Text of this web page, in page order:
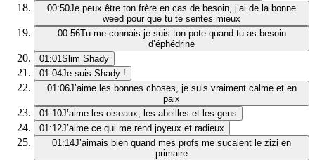
00:50Je peux être ton frère en cas de besoin, j’ai de la bonne
weed pour que tu te sentes mieux
00:56Tu me connais je suis ton pote quand tu as besoin
d’éphédrine
01:01Slim Shady
01:04Je suis Shady !
01:06J’aime les bonnes choses, je suis vraiment calme et en
paix
01:10J’aime les oiseaux, les abeilles et les gens
01:12J’aime ce qui me rend joyeux et radieux
01:14J’aimais bien quand mes profs me sucaient le zizi en
primaire